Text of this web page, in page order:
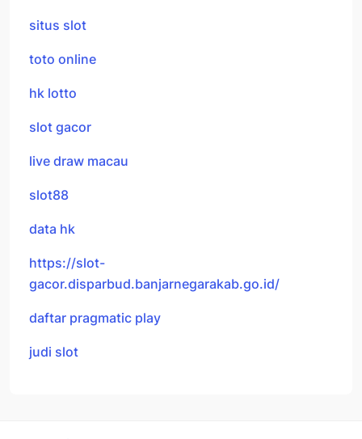
situs slot
toto online
hk lotto
slot gacor
live draw macau
slot88
data hk
https://slot-
gacor.disparbud.banjarnegarakab.go.id/
daftar pragmatic play
judi slot